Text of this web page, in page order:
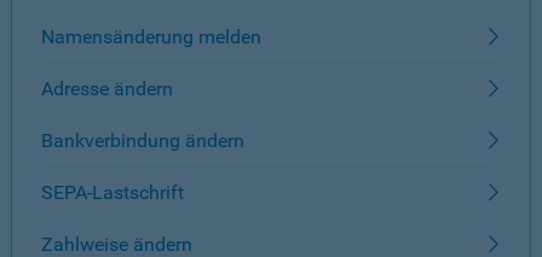
Namensänderung melden
Adresse ändern
Bankverbindung ändern
SEPA-Lastschrift
Zahlweise ändern